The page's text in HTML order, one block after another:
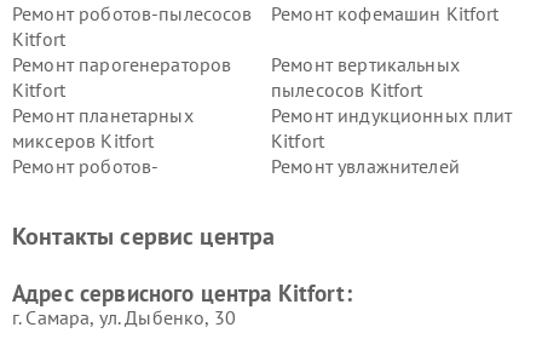
Ремонт роботов-пылесосов
Kitfort
Ремонт кофемашин Kitfort
Ремонт парогенераторов
Kitfort
Ремонт вертикальных
пылесосов Kitfort
Ремонт планетарных
миксеров Kitfort
Ремонт индукционных плит
Kitfort
Ремонт роботов-
Ремонт увлажнителей
Kitfort
Kitfort
Kitfort
Kitfort
Контакты сервис центра
Адрес сервисного центра Kitfort:
г. Самара, ул. Дыбенко, 30